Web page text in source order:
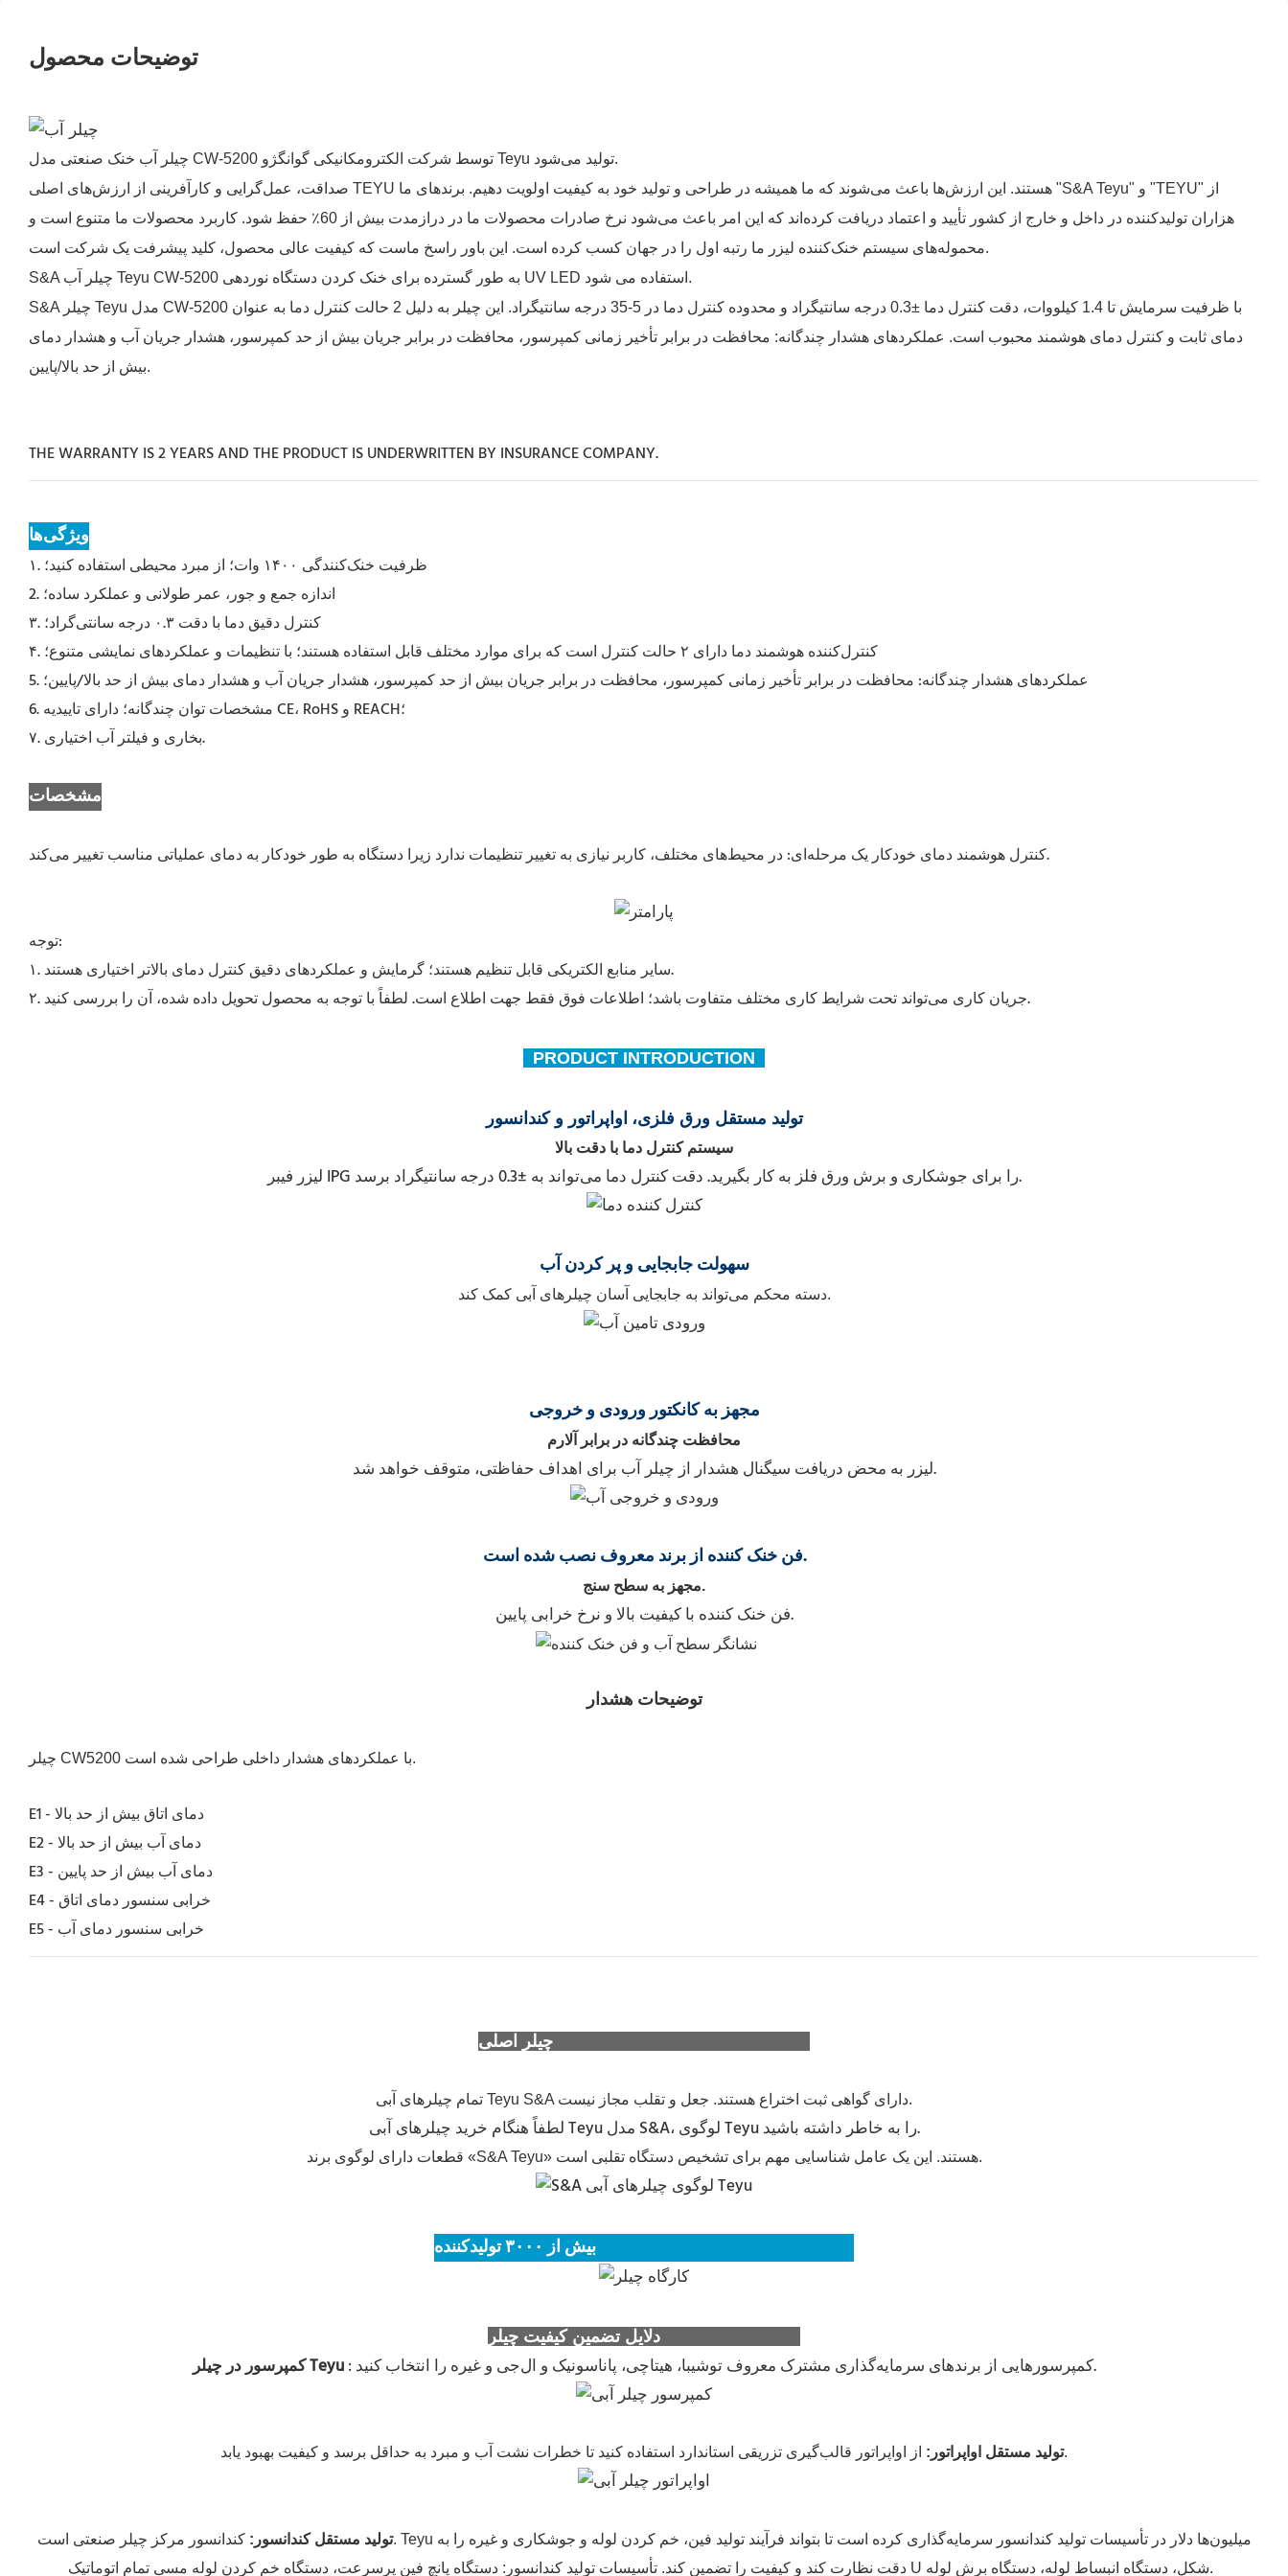
توضیحات محصول
چیلر آب خنک صنعتی مدل CW-5200 توسط شرکت الکترومکانیکی گوانگژو Teyu تولید می‌شود.
صداقت، عمل‌گرایی و کارآفرینی از ارزش‌های اصلی TEYU هستند. این ارزش‌ها باعث می‌شوند که ما همیشه در طراحی و تولید خود به کیفیت اولویت دهیم. برندهای ما "S&A Teyu" و "TEYU" از
هزاران تولیدکننده در داخل و خارج از کشور تأیید و اعتماد دریافت کرده‌اند که این امر باعث می‌شود نرخ صادرات محصولات ما در درازمدت بیش از 60٪ حفظ شود. کاربرد محصولات ما متنوع است و
محموله‌های سیستم خنک‌کننده لیزر ما رتبه اول را در جهان کسب کرده است. این باور راسخ ماست که کیفیت عالی محصول، کلید پیشرفت یک شرکت است.
S&A چیلر آب Teyu CW-5200 به طور گسترده برای خنک کردن دستگاه نوردهی UV LED استفاده می شود.
S&A چیلر Teyu مدل CW-5200 با ظرفیت سرمایش تا 1.4 کیلووات، دقت کنترل دما ±0.3 درجه سانتیگراد و محدوده کنترل دما در 5-35 درجه سانتیگراد. این چیلر به دلیل 2 حالت کنترل دما به عنوان
دمای ثابت و کنترل دمای هوشمند محبوب است. عملکردهای هشدار چندگانه: محافظت در برابر تأخیر زمانی کمپرسور، محافظت در برابر جریان بیش از حد کمپرسور، هشدار جریان آب و هشدار دمای
بیش از حد بالا/پایین.
THE WARRANTY IS 2 YEARS AND THE PRODUCT IS UNDERWRITTEN BY INSURANCE COMPANY.
ویژگی‌ها
۱. ظرفیت خنک‌کنندگی ۱۴۰۰ وات؛ از مبرد محیطی استفاده کنید؛
2. اندازه جمع و جور، عمر طولانی و عملکرد ساده؛
۳. کنترل دقیق دما با دقت ۰.۳ درجه سانتی‌گراد؛
۴. کنترل‌کننده هوشمند دما دارای ۲ حالت کنترل است که برای موارد مختلف قابل استفاده هستند؛ با تنظیمات و عملکردهای نمایشی متنوع؛
5. عملکردهای هشدار چندگانه: محافظت در برابر تأخیر زمانی کمپرسور، محافظت در برابر جریان بیش از حد کمپرسور، هشدار جریان آب و هشدار دمای بیش از حد بالا/پایین؛
6. مشخصات توان چندگانه؛ دارای تاییدیه CE، RoHS و REACH؛
۷. بخاری و فیلتر آب اختیاری.
مشخصات
کنترل هوشمند دمای خودکار یک مرحله‌ای: در محیط‌های مختلف، کاربر نیازی به تغییر تنظیمات ندارد زیرا دستگاه به طور خودکار به دمای عملیاتی مناسب تغییر می‌کند.
توجه:
۱. سایر منابع الکتریکی قابل تنظیم هستند؛ گرمایش و عملکردهای دقیق کنترل دمای بالاتر اختیاری هستند.
۲. جریان کاری می‌تواند تحت شرایط کاری مختلف متفاوت باشد؛ اطلاعات فوق فقط جهت اطلاع است. لطفاً با توجه به محصول تحویل داده شده، آن را بررسی کنید.
PRODUCT INTRODUCTION
تولید مستقل ورق فلزی، اواپراتور و کندانسور
سیستم کنترل دما با دقت بالا
لیزر فیبر IPG را برای جوشکاری و برش ورق فلز به کار بگیرید. دقت کنترل دما می‌تواند به ±0.3 درجه سانتیگراد برسد.
سهولت جابجایی و پر کردن آب
دسته محکم می‌تواند به جابجایی آسان چیلرهای آبی کمک کند.
مجهز به کانکتور ورودی و خروجی
محافظت چندگانه در برابر آلارم
لیزر به محض دریافت سیگنال هشدار از چیلر آب برای اهداف حفاظتی، متوقف خواهد شد.
فن خنک کننده از برند معروف نصب شده است.
مجهز به سطح سنج.
فن خنک کننده با کیفیت بالا و نرخ خرابی پایین.
توضیحات هشدار
چیلر CW5200 با عملکردهای هشدار داخلی طراحی شده است.
E1 - دمای اتاق بیش از حد بالا
E2 - دمای آب بیش از حد بالا
E3 - دمای آب بیش از حد پایین
E4 - خرابی سنسور دمای اتاق
E5 - خرابی سنسور دمای آب
تمام چیلرهای آبی Teyu S&A دارای گواهی ثبت اختراع هستند. جعل و تقلب مجاز نیست.
لطفاً هنگام خرید چیلرهای آبی Teyu مدل S&A، لوگوی Teyu را به خاطر داشته باشید.
قطعات دارای لوگوی برند «S&A Teyu» هستند. این یک عامل شناسایی مهم برای تشخیص دستگاه تقلبی است.
کمپرسور در چیلر Teyu : کمپرسورهایی از برندهای سرمایه‌گذاری مشترک معروف توشیبا، هیتاچی، پاناسونیک و ال‌جی و غیره را انتخاب کنید.
تولید مستقل اواپراتور : از اواپراتور قالب‌گیری تزریقی استاندارد استفاده کنید تا خطرات نشت آب و مبرد به حداقل برسد و کیفیت بهبود یابد.
تولید مستقل کندانسور: کندانسور مرکز چیلر صنعتی است. Teyu میلیون‌ها دلار در تأسیسات تولید کندانسور سرمایه‌گذاری کرده است تا بتواند فرآیند تولید فین، خم کردن لوله و جوشکاری و غیره را به
دقت نظارت کند و کیفیت را تضمین کند. تأسیسات تولید کندانسور: دستگاه پانچ فین پرسرعت، دستگاه خم کردن لوله مسی تمام اتوماتیک U شکل، دستگاه انبساط لوله، دستگاه برش لوله.